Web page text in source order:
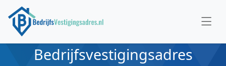
Bedrijfsvestigingsadres